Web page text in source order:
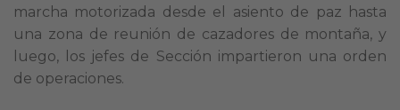
marcha motorizada desde el asiento de paz hasta
una zona de reunión de cazadores de montaña, y
luego, los jefes de Sección impartieron una orden
de operaciones.